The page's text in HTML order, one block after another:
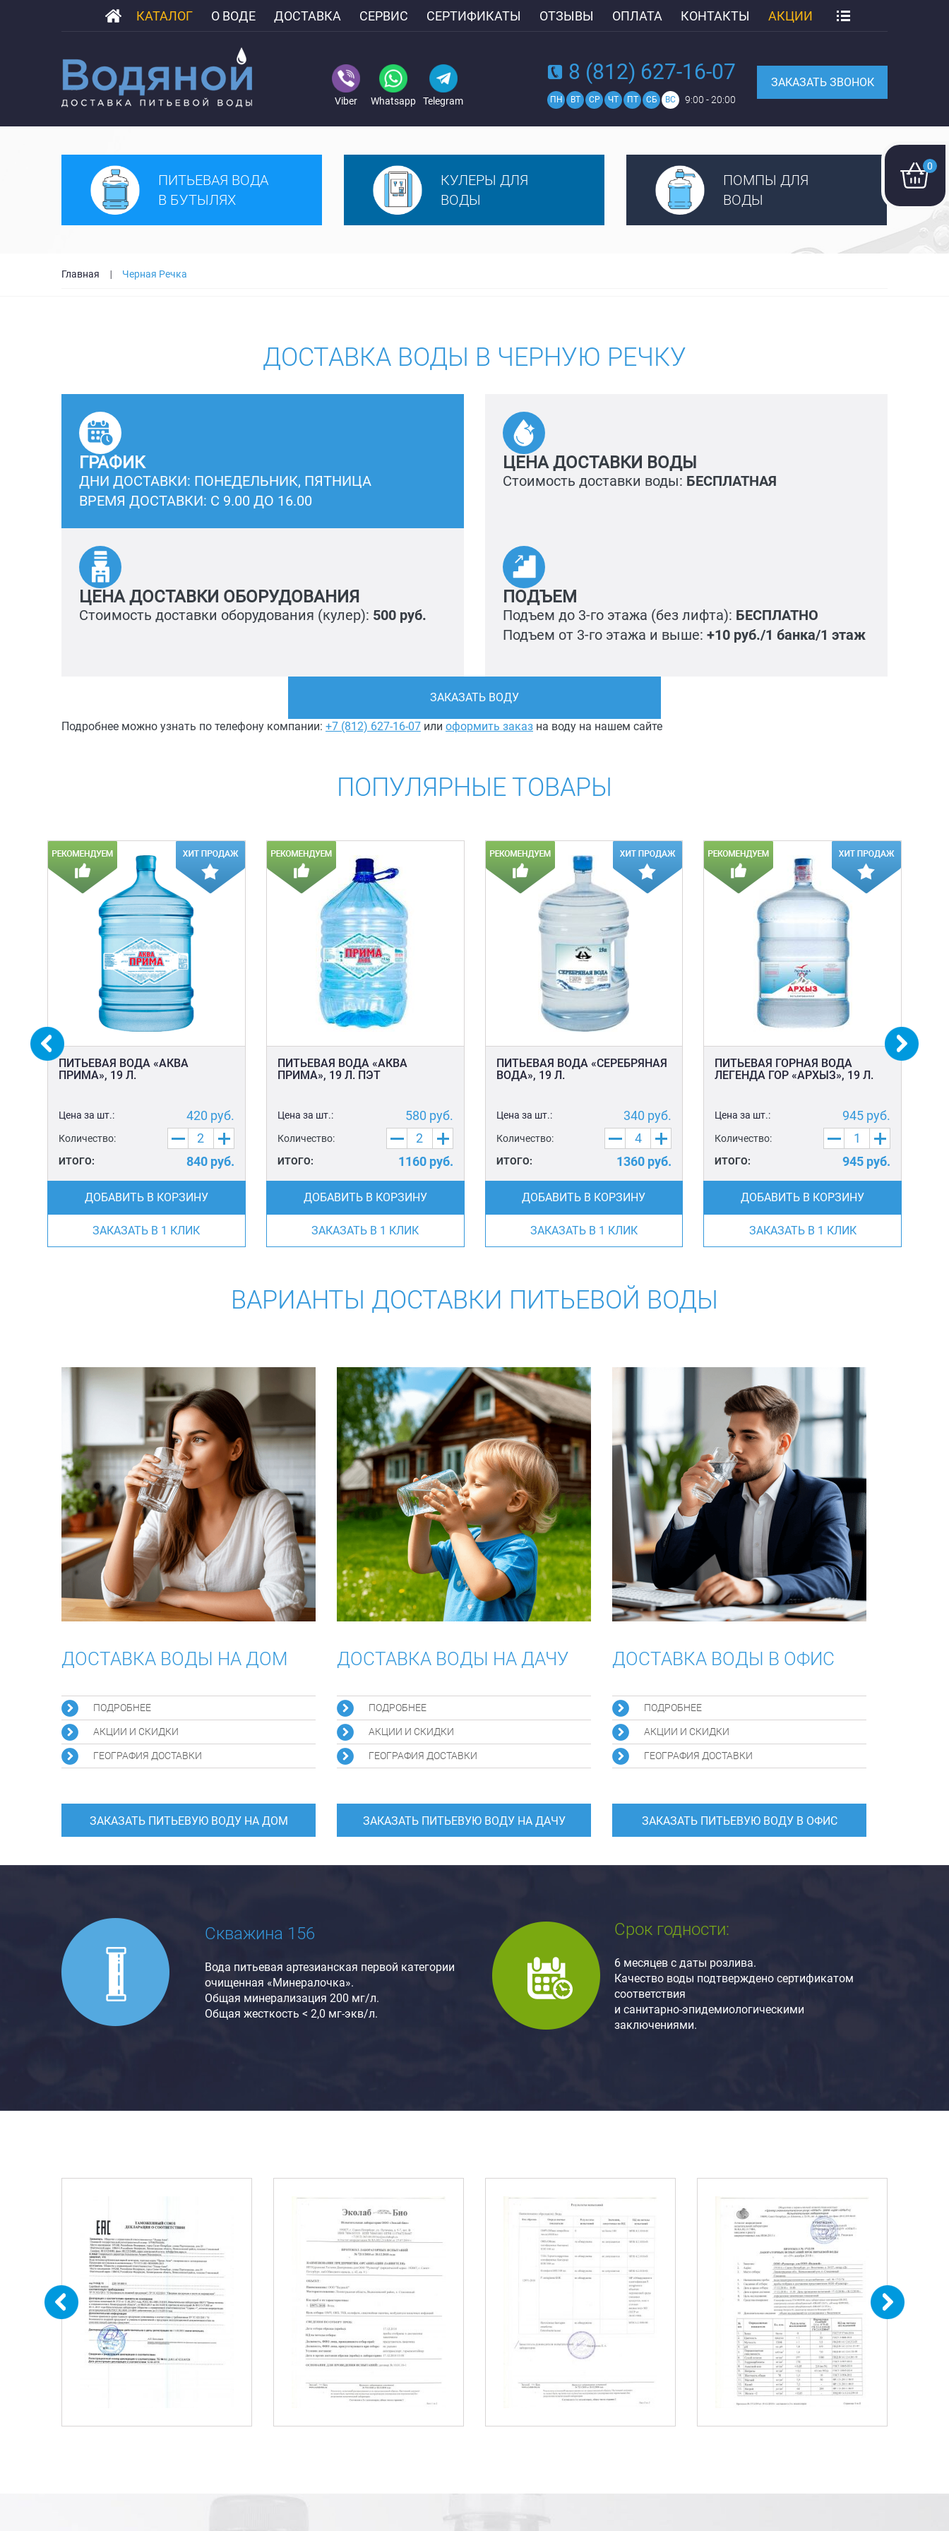
0
КАТАЛОГ О ВОДЕ ДОСТАВКА СЕРВИС СЕРТИФИКАТЫ ОТЗЫВЫ ОПЛАТА КОНТАКТЫ АКЦИИ
Viber Whatsapp Telegram
8 (812) 627-16-07
ПН ВТ СР ЧТ ПТ СБ ВС 9:00 - 20:00
ЗАКАЗАТЬ ЗВОНОК
ПИТЬЕВАЯ ВОДА
В БУТЫЛЯХ
КУЛЕРЫ ДЛЯ
ВОДЫ
ПОМПЫ ДЛЯ
ВОДЫ
Главная Черная Речка
ДОСТАВКА ВОДЫ В ЧЕРНУЮ РЕЧКУ
ГРАФИК
ДНИ ДОСТАВКИ: ПОНЕДЕЛЬНИК, ПЯТНИЦА
ВРЕМЯ ДОСТАВКИ: С 9.00 ДО 16.00
ЦЕНА ДОСТАВКИ ВОДЫ
Стоимость доставки воды: БЕСПЛАТНАЯ
ЦЕНА ДОСТАВКИ ОБОРУДОВАНИЯ
Стоимость доставки оборудования (кулер): 500 руб.
ПОДЪЕМ
Подъем до 3-го этажа (без лифта): БЕСПЛАТНО
Подъем от 3-го этажа и выше: +10 руб./1 банка/1 этаж
ЗАКАЗАТЬ ВОДУ
Подробнее можно узнать по телефону компании: +7 (812) 627-16-07 или оформить заказ на воду на нашем сайте
ПОПУЛЯРНЫЕ ТОВАРЫ
ПИТЬЕВАЯ ВОДА «АКВА
ПРИМА», 19 Л.
Цена за шт.: 420 руб.
Количество:
ИТОГО: 840руб.
ДОБАВИТЬ В КОРЗИНУ
ЗАКАЗАТЬ В 1 КЛИК
ПИТЬЕВАЯ ВОДА «АКВА
ПРИМА», 19 Л. ПЭТ
Цена за шт.: 580 руб.
Количество:
ИТОГО: 1160руб.
ДОБАВИТЬ В КОРЗИНУ
ЗАКАЗАТЬ В 1 КЛИК
ПИТЬЕВАЯ ВОДА «СЕРЕБРЯНАЯ
ВОДА», 19 Л.
Цена за шт.: 340 руб.
Количество:
ИТОГО: 1360 руб.
ДОБАВИТЬ В КОРЗИНУ
ЗАКАЗАТЬ В 1 КЛИК
ПИТЬЕВАЯ ГОРНАЯ ВОДА
ЛЕГЕНДА ГОР «АРХЫЗ», 19 Л.
Цена за шт.: 945 руб.
Количество:
ИТОГО: 945 руб.
ДОБАВИТЬ В КОРЗИНУ
ЗАКАЗАТЬ В 1 КЛИК
ВАРИАНТЫ ДОСТАВКИ ПИТЬЕВОЙ ВОДЫ
ДОСТАВКА ВОДЫ НА ДОМ
ПОДРОБНЕЕ
АКЦИИ И СКИДКИ
ГЕОГРАФИЯ ДОСТАВКИ
ЗАКАЗАТЬ ПИТЬЕВУЮ ВОДУ НА ДОМ
ДОСТАВКА ВОДЫ НА ДАЧУ
ПОДРОБНЕЕ
АКЦИИ И СКИДКИ
ГЕОГРАФИЯ ДОСТАВКИ
ЗАКАЗАТЬ ПИТЬЕВУЮ ВОДУ НА ДАЧУ
ДОСТАВКА ВОДЫ В ОФИС
ПОДРОБНЕЕ
АКЦИИ И СКИДКИ
ГЕОГРАФИЯ ДОСТАВКИ
ЗАКАЗАТЬ ПИТЬЕВУЮ ВОДУ В ОФИС
Скважина 156
Вода питьевая артезианская первой категории
очищенная «Минералочка».
Общая минерализация 200 мг/л.
Общая жесткость < 2,0 мг-экв/л.
Срок годности:
6 месяцев с даты розлива.
Качество воды подтверждено сертификатом
соответствия
и санитарно-эпидемиологическими
заключениями.